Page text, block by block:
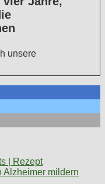
unsere
| Rezept
Alzheimer mildern